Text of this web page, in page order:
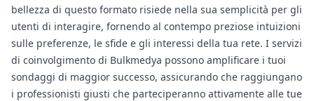
bellezza di questo formato risiede nella sua semplicità per gli
utenti di interagire, fornendo al contempo preziose intuizioni
sulle preferenze, le sfide e gli interessi della tua rete. I servizi
di coinvolgimento di Bulkmedya possono amplificare i tuoi
sondaggi di maggior successo, assicurando che raggiungano
i professionisti giusti che parteciperanno attivamente alle tue